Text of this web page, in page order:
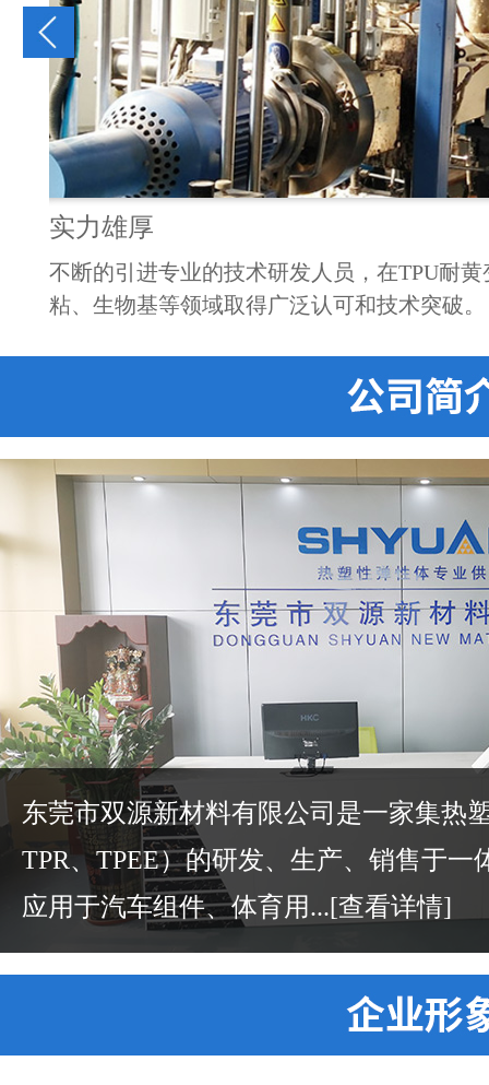
实力雄厚
不断的引进专业的技术研发人员，在TPU耐
粘、生物基等领域取得广泛认可和技术突破。
东莞市双源新材料有限公司是一家集热
TPR、TPEE）的研发、生产、销售于
应用于汽车组件、体育用...[查看详情]